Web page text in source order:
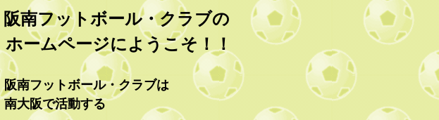
阪南フットボール・クラブの
ホームページにようこそ！！
阪南フットボール・クラブは
南大阪で活動する